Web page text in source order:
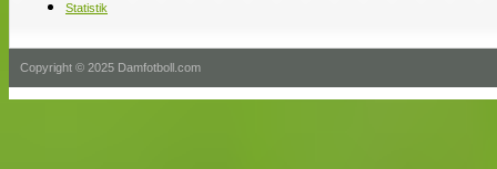
Statistik
Copyright © 2025 Damfotboll.com